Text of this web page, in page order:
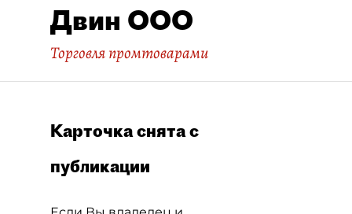
Двин ООО
Торговля промтоварами
Карточка снята с
публикации